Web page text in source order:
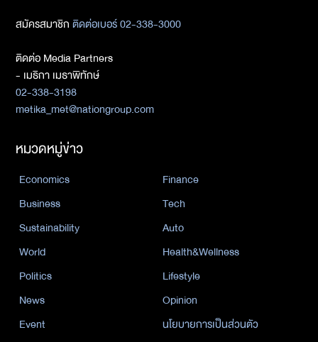
สมัครสมาชิกติดต่อเบอร์ 02-338-3000
ติดต่อ Media Partners
- เมธิกา เมธาพิทักษ์
02-338-3198
metika_met@nationgroup.com
หมวดหมู่ข่าว
Economics
Finance
Business
Tech
Sustainability
Auto
World
Health&Wellness
Politics
Lifestyle
News
Opinion
Event
นโยบายการเป็นส่วนตัว